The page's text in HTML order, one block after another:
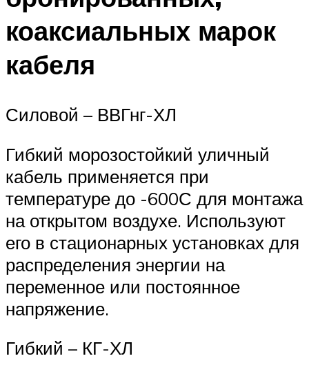
коаксиальных марок
кабеля
Силовой – ВВГнг-ХЛ
Гибкий морозостойкий уличный
кабель применяется при
температуре до -600С для монтажа
на открытом воздухе. Используют
его в стационарных установках для
распределения энергии на
переменное или постоянное
напряжение.
Гибкий – КГ-ХЛ